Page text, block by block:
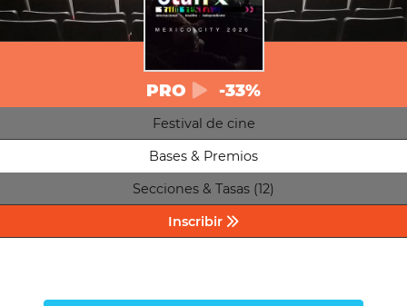
PRO -33%
Festival de cine
Bases & Premios
Secciones & Tasas (12)
Inscribir